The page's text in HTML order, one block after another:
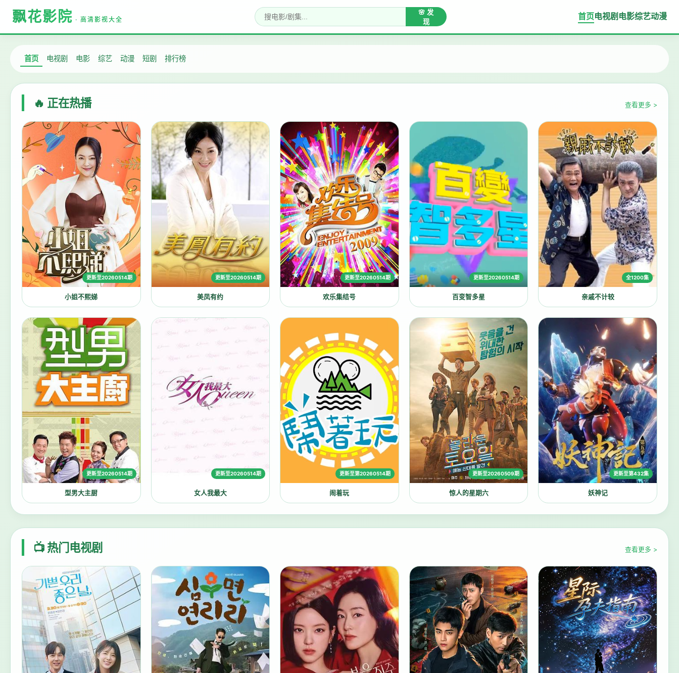
飘花影院 · 高清影视大全
🌸 发
现
首页电视剧 电影综艺动漫
首页 电视剧 电影 综艺 动漫 短剧 排行榜
🔥 正在热播 查看更多 >
更新至20260514期
小姐不熙娣
更新至20260514期
美凤有约
更新至20260514期
欢乐集结号
更新至20260514期
百变智多星
全1200集
亲戚不计较
更新至20260514期
型男大主厨
更新至20260514期
女人我最大
更新至第20260514期
闹着玩
更新至20260509期
惊人的星期六
更新至第432集
妖神记
📺 热门电视剧 查看更多 >